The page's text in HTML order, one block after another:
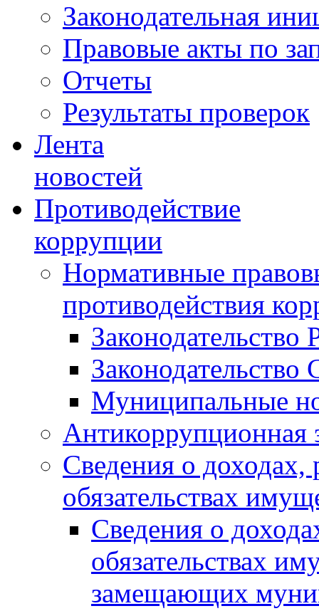
Законодательная
Правовые акты по
Отчеты
Результаты проверок
Лента
новостей
Противодействие
коррупции
Нормативные
противодействия
Законодательство
Муниципальные
Антикоррупционная
Сведения о доходах,
обязательствах
Сведения о
обязательствах
замещающих